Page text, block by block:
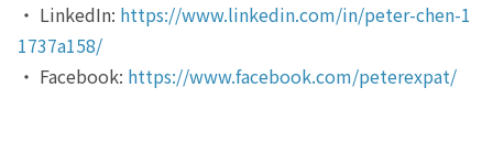
・ LinkedIn: https://www.linkedin.com/in/peter-chen-1
1737a158/
・ Facebook: https://www.facebook.com/peterexpat/